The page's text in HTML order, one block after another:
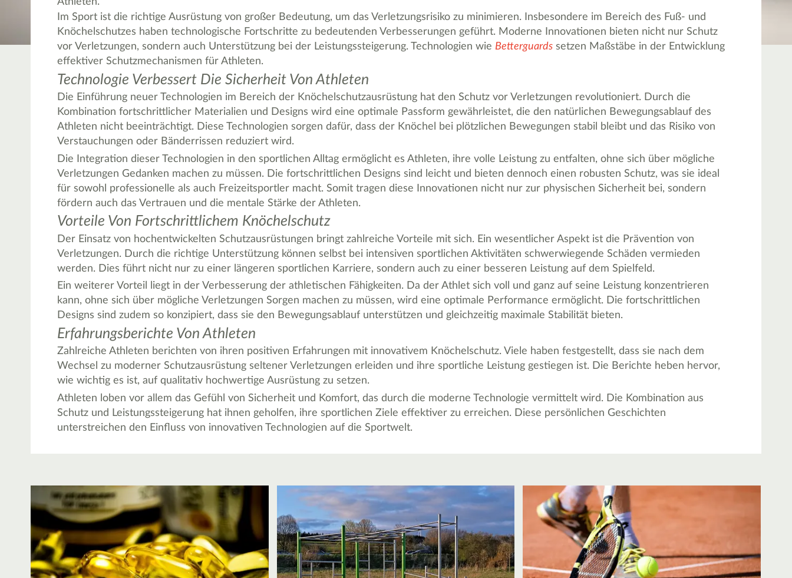
Im Sport ist die richtige Ausrüstung von großer Bedeutung, um das Verletzungsrisiko zu minimieren. Insbesondere im Bereich des Fuß- und
Knöchelschutzes haben technologische Fortschritte zu bedeutenden Verbesserungen geführt. Moderne Innovationen bieten nicht nur Schutz
vor Verletzungen, sondern auch Unterstützung bei der Leistungssteigerung. Technologien wie Betterguards setzen Maßstäbe in der Entwicklung
effektiver Schutzmechanismen für Athleten.
Technologie Verbessert Die Sicherheit Von Athleten
Die Einführung neuer Technologien im Bereich der Knöchelschutzausrüstung hat den Schutz vor Verletzungen revolutioniert. Durch die
Kombination fortschrittlicher Materialien und Designs wird eine optimale Passform gewährleistet, die den natürlichen Bewegungsablauf des
Athleten nicht beeinträchtigt. Diese Technologien sorgen dafür, dass der Knöchel bei plötzlichen Bewegungen stabil bleibt und das Risiko von
Verstauchungen oder Bänderrissen reduziert wird.
Die Integration dieser Technologien in den sportlichen Alltag ermöglicht es Athleten, ihre volle Leistung zu entfalten, ohne sich über mögliche
Verletzungen Gedanken machen zu müssen. Die fortschrittlichen Designs sind leicht und bieten dennoch einen robusten Schutz, was sie ideal
für sowohl professionelle als auch Freizeitsportler macht. Somit tragen diese Innovationen nicht nur zur physischen Sicherheit bei, sondern
fördern auch das Vertrauen und die mentale Stärke der Athleten.
Vorteile Von Fortschrittlichem Knöchelschutz
Der Einsatz von hochentwickelten Schutzausrüstungen bringt zahlreiche Vorteile mit sich. Ein wesentlicher Aspekt ist die Prävention von
Verletzungen. Durch die richtige Unterstützung können selbst bei intensiven sportlichen Aktivitäten schwerwiegende Schäden vermieden
werden. Dies führt nicht nur zu einer längeren sportlichen Karriere, sondern auch zu einer besseren Leistung auf dem Spielfeld.
Ein weiterer Vorteil liegt in der Verbesserung der athletischen Fähigkeiten. Da der Athlet sich voll und ganz auf seine Leistung konzentrieren
kann, ohne sich über mögliche Verletzungen Sorgen machen zu müssen, wird eine optimale Performance ermöglicht. Die fortschrittlichen
Designs sind zudem so konzipiert, dass sie den Bewegungsablauf unterstützen und gleichzeitig maximale Stabilität bieten.
Erfahrungsberichte Von Athleten
Zahlreiche Athleten berichten von ihren positiven Erfahrungen mit innovativem Knöchelschutz. Viele haben festgestellt, dass sie nach dem
Wechsel zu moderner Schutzausrüstung seltener Verletzungen erleiden und ihre sportliche Leistung gestiegen ist. Die Berichte heben hervor,
wie wichtig es ist, auf qualitativ hochwertige Ausrüstung zu setzen.
Athleten loben vor allem das Gefühl von Sicherheit und Komfort, das durch die moderne Technologie vermittelt wird. Die Kombination aus
Schutz und Leistungssteigerung hat ihnen geholfen, ihre sportlichen Ziele effektiver zu erreichen. Diese persönlichen Geschichten
unterstreichen den Einfluss von innovativen Technologien auf die Sportwelt.